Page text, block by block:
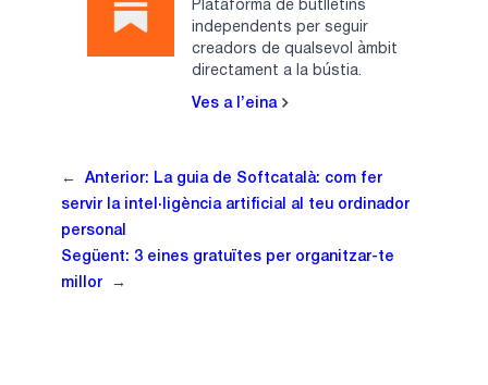
Plataforma de butlletins
independents per seguir
creadors de qualsevol àmbit
directament a la bústia.
Ves a l’eina
← Anterior: La guia de Softcatalà: com fer
servir la intel·ligència artificial al teu ordinador
personal
Següent: 3 eines gratuïtes per organitzar-te
millor
→